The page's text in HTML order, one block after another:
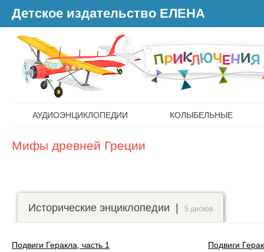
Детское издательство ЕЛЕНА
АУДИОЭНЦИКЛОПЕДИИ КОЛЫБЕЛЬНЫЕ
Мифы древней Греции
Исторические энциклопедии | 5 дисков
Подвиги Геракла, часть 1 Подвиги